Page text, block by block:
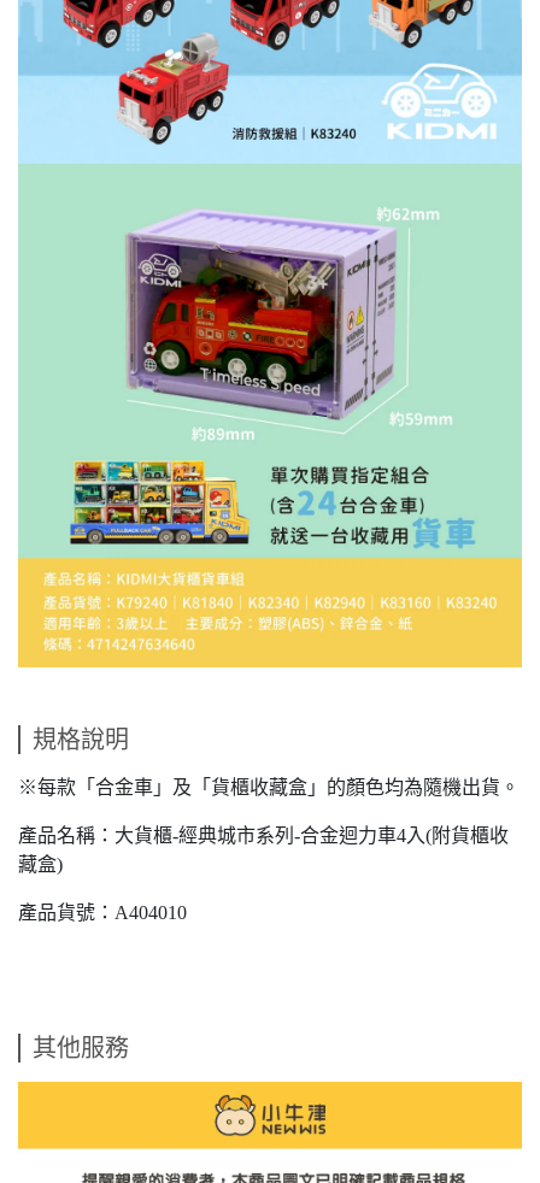
規格說明
※每款「合金車」及「貨櫃收藏盒」的顏色均為隨機出貨。
產品名稱：大貨櫃-經典城市系列-合金迴力車4入(附貨櫃收
藏盒)
產品貨號：A404010
其他服務